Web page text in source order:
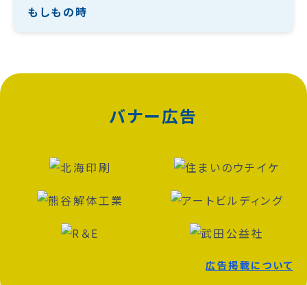
もしもの時
バナー広告
広告掲載について